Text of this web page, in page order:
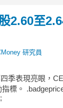
2.60至
研究員
季表現亮眼，
標。